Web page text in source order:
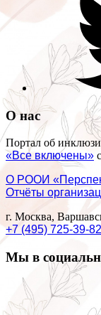
О нас
Портал об
«Все включены»
О РООИ
Отчёты
г. Москва,
+7 (495) 725-39-82
Мы в